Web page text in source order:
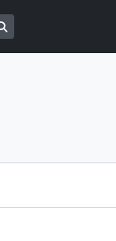
Search in browse page